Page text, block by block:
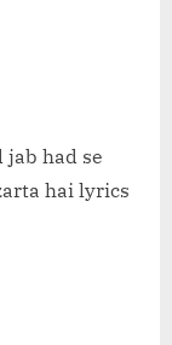
had se
hai lyrics